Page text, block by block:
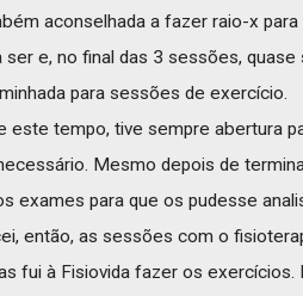
aconselhada a fazer raio-x
ser e, no final das 3 sessões, quase
para sessões de exercício.
este tempo, tive sempre abertura
Mesmo depois de
exames para que os pudesse
então, as sessões com o
fui à Fisiovida fazer os